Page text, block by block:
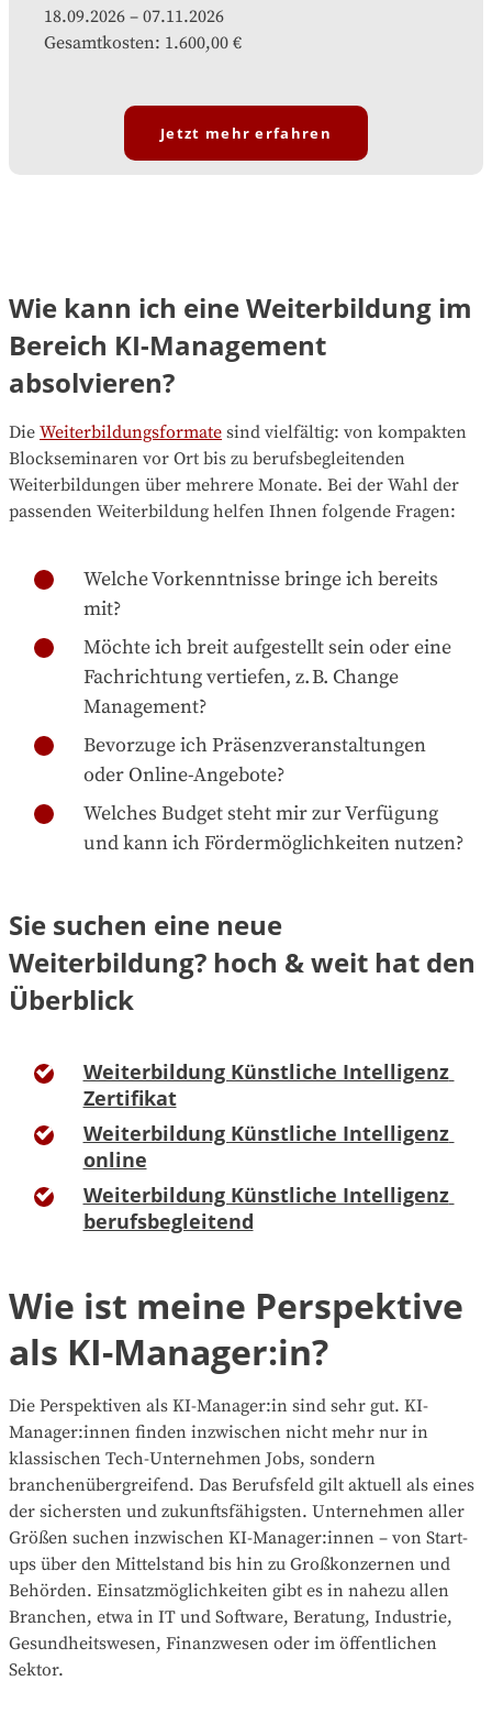
18.09.2026 – 07.11.2026
Gesamtkosten: 1.600,00 €
Jetzt mehr erfahren
Wie kann ich eine Weiterbildung im
Bereich KI-Management
absolvieren?
Die Weiterbildungsformate sind vielfältig: von kompakten
Blockseminaren vor Ort bis zu berufsbegleitenden
Weiterbildungen über mehrere Monate. Bei der Wahl der
passenden Weiterbildung helfen Ihnen folgende Fragen:
Welche Vorkenntnisse bringe ich bereits
mit?
Möchte ich breit aufgestellt sein oder eine
Fachrichtung vertiefen, z. B. Change
Management?
Bevorzuge ich Präsenzveranstaltungen
oder Online-Angebote?
Welches Budget steht mir zur Verfügung
und kann ich Fördermöglichkeiten nutzen?
Sie suchen eine neue
Weiterbildung? hoch & weit hat den
Überblick
Weiterbildung Künstliche Intelligenz
Zertifikat
Weiterbildung Künstliche Intelligenz
online
Weiterbildung Künstliche Intelligenz
berufsbegleitend
Wie ist meine Perspektive
als KI-Manager:in?
Die Perspektiven als KI-Manager:in sind sehr gut. KI-
Manager:innen finden inzwischen nicht mehr nur in
klassischen Tech-Unternehmen Jobs, sondern
branchenübergreifend. Das Berufsfeld gilt aktuell als eines
der sichersten und zukunftsfähigsten. Unternehmen aller
Größen suchen inzwischen KI-Manager:innen – von Start-
ups über den Mittelstand bis hin zu Großkonzernen und
Behörden. Einsatzmöglichkeiten gibt es in nahezu allen
Branchen, etwa in IT und Software, Beratung, Industrie,
Gesundheitswesen, Finanzwesen oder im öffentlichen
Sektor.